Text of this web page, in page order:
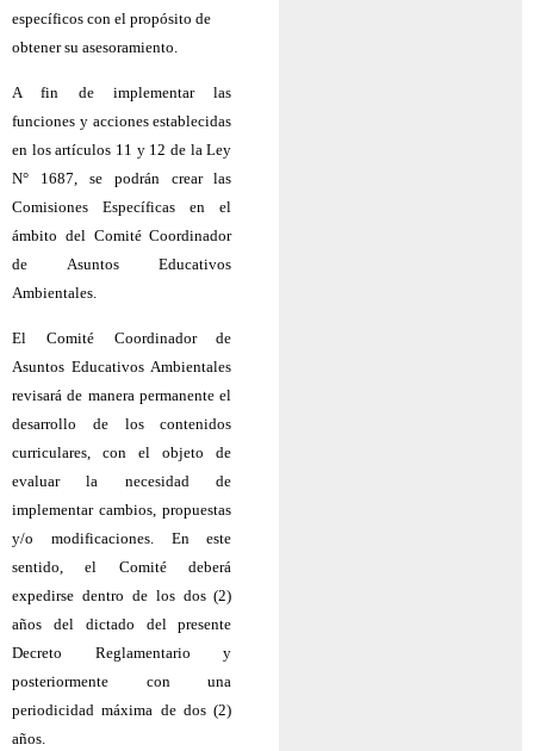
específicos con el propósito de
obtener su asesoramiento.
A fin de implementar las
funciones y acciones establecidas
en los artículos 11 y 12 de la Ley
N° 1687, se podrán crear las
Comisiones Específicas en el
ámbito del Comité Coordinador
de Asuntos Educativos
Ambientales.
El Comité Coordinador de
Asuntos Educativos Ambientales
revisará de manera permanente el
desarrollo de los contenidos
curriculares, con el objeto de
evaluar la necesidad de
implementar cambios, propuestas
y/o modificaciones. En este
sentido, el Comité deberá
expedirse dentro de los dos (2)
años del dictado del presente
Decreto Reglamentario y
posteriormente con una
periodicidad máxima de dos (2)
años.